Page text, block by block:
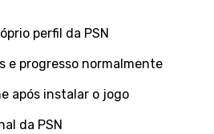
perfil da PSN
e progresso normalmente
após instalar o jogo
da PSN